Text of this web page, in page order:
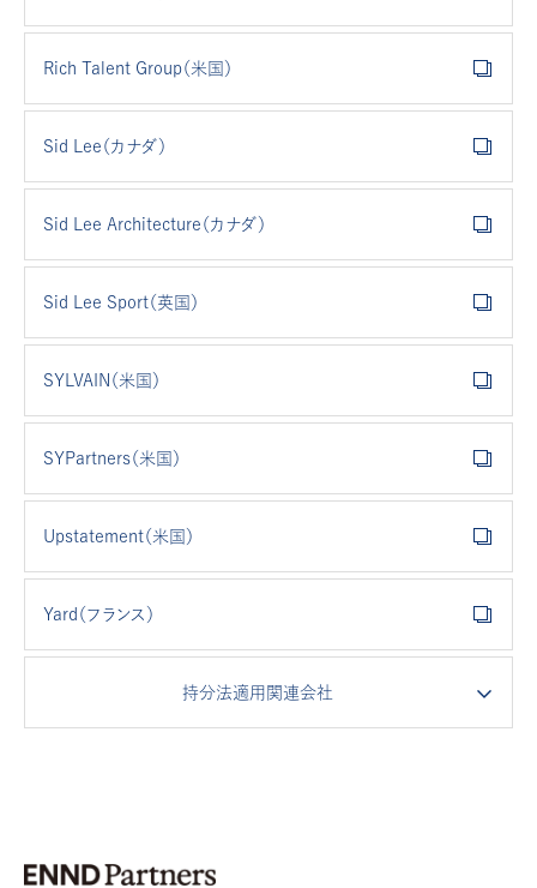
Rich Talent Group（米国）
Sid Lee（カナダ）
Sid Lee Architecture（カナダ）
Sid Lee Sport（英国）
SYLVAIN（米国）
SYPartners（米国）
Upstatement（米国）
Yard（フランス）
持分法適用関連会社